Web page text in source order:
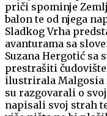
priči spominje
balon te od njega
Sladkog Vrha
avanturama sa
Suzana Hergotić sa
prestrašiti
ilustrirala Malgosia
su razgovarali o
napisali svoj strah